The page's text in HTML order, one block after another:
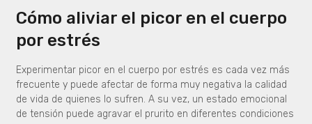
Cómo aliviar el picor en el cuerpo
por estrés
Experimentar picor en el cuerpo por estrés es cada vez más
frecuente y puede afectar de forma muy negativa la calidad
de vida de quienes lo sufren. A su vez, un estado emocional
de tensión puede agravar el prurito en diferentes condiciones